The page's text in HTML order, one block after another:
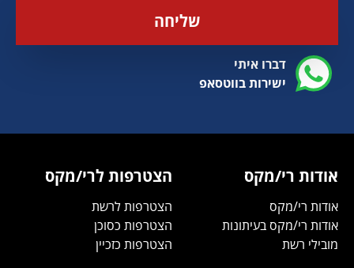
דברו איתי
ישירות בווטסאפ
שליחה
אודות רי/מקס
אודות רי/מקס
אודות רי/מקס בעיתונות
מובילי רשת
הצטרפות לרי/מקס
הצטרפות לרשת
הצטרפות כסוכן
הצטרפות כזכיין